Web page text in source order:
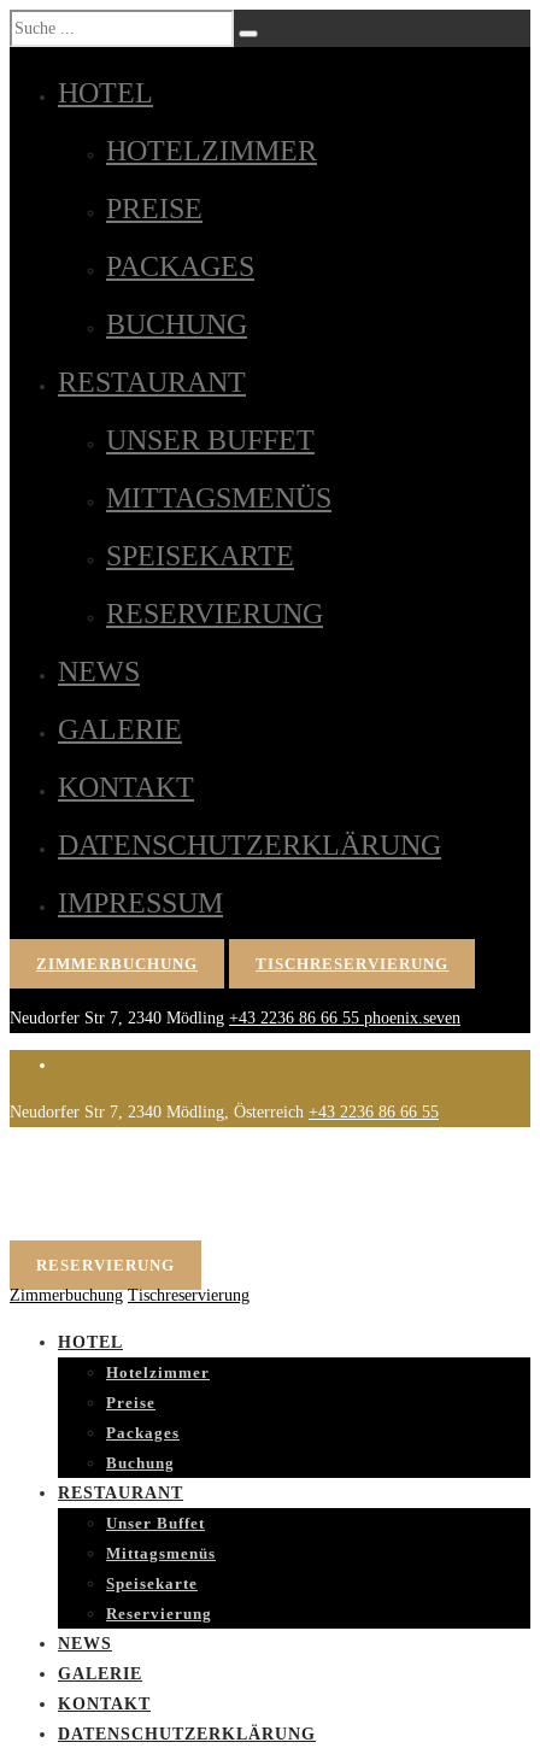
HOTEL
HOTELZIMMER
PREISE
PACKAGES
BUCHUNG
RESTAURANT
UNSER BUFFET
MITTAGSMENÜS
SPEISEKARTE
RESERVIERUNG
NEWS
GALERIE
KONTAKT
DATENSCHUTZERKLÄRUNG
IMPRESSUM
ZIMMERBUCHUNG TISCHRESERVIERUNG
Neudorfer Str 7, 2340 Mödling +43 2236 86 66 55 phoenix.seven
Neudorfer Str 7, 2340 Mödling, Österreich +43 2236 86 66 55
RESERVIERUNG
Zimmerbuchung Tischreservierung
HOTEL
Hotelzimmer
Preise
Packages
Buchung
RESTAURANT
Unser Buffet
Mittagsmenüs
Speisekarte
Reservierung
NEWS
GALERIE
KONTAKT
DATENSCHUTZERKLÄRUNG